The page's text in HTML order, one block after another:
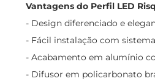
Vantagens do Perfil LED
- Design diferenciado e
- Fácil instalação com
- Acabamento em alumínio
- Difusor em policarbonato